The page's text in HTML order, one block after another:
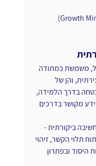
משמשת כמתודה
והן של
בדרך הלמידה,
ידע מקושר בדרכים
ביקורתית -
תלוי הקשר, זיהוי
היסוד ובפתרון